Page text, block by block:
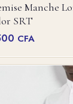
Manche
SRT
CFA